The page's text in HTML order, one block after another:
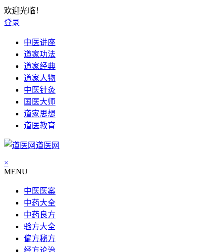
欢迎光临！
登录
中医讲座
道家功法
道家经典
道家人物
中医针灸
国医大师
道家思想
道医教育
道医网
×
MENU
中医医案
中药大全
中药良方
验方大全
偏方秘方
经方论治